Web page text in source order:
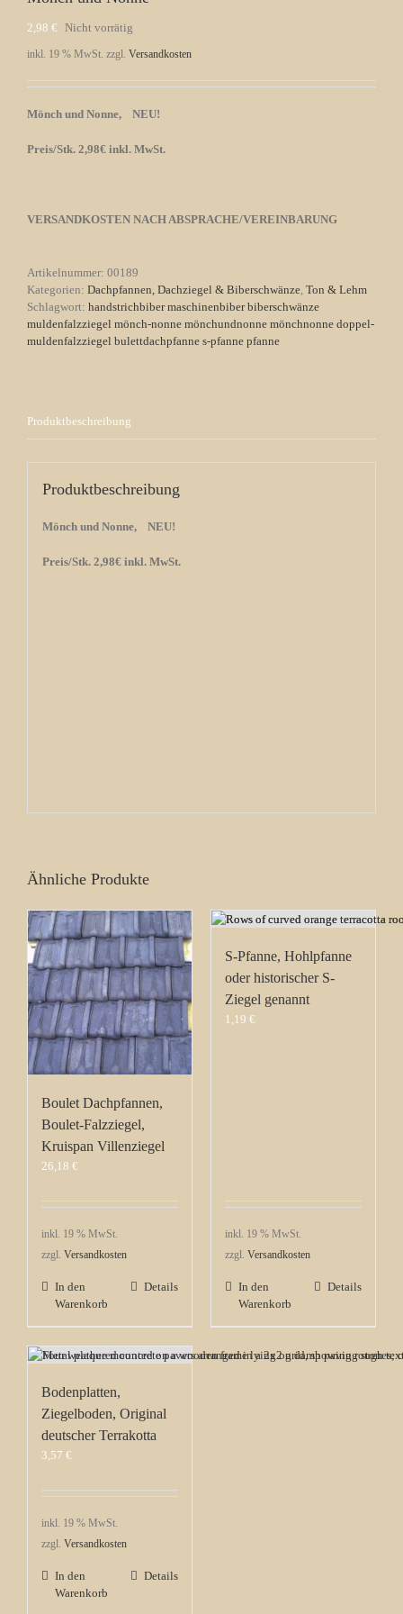
2,98 € Nicht vorrätig
inkl. 19 % MwSt. zzgl. Versandkosten
Mönch und Nonne, NEU!
Preis/Stk. 2,98€ inkl. MwSt.
VERSANDKOSTEN NACH ABSPRACHE/VEREINBARUNG
Artikelnummer: 00189
Kategorien: Dachpfannen, Dachziegel & Biberschwänze, Ton & Lehm
Schlagwort: handstrichbiber maschinenbiber biberschwänze
muldenfalzziegel mönch-nonne mönchundnonne mönchnonne doppel-
muldenfalzziegel bulettdachpfanne s-pfanne pfanne
Produktbeschreibung
Produktbeschreibung
Mönch und Nonne, NEU!
Preis/Stk. 2,98€ inkl. MwSt.
Ähnliche Produkte
Boulet Dachpfannen,
Boulet-Falzziegel,
Kruispan Villenziegel
26,18 €
inkl. 19 % MwSt.
zzgl. Versandkosten
In den
Warenkorb
Details
S-Pfanne, Hohlpfanne
oder historischer S-
Ziegel genannt
1,19 €
inkl. 19 % MwSt.
zzgl. Versandkosten
In den
Warenkorb
Details
Bodenplatten,
Ziegelboden, Original
deutscher Terrakotta
3,57 €
inkl. 19 % MwSt.
zzgl. Versandkosten
In den
Warenkorb
Details